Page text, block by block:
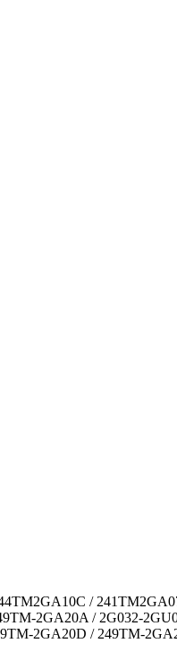
/
2GA20A / 2G032-
2GA20D / 249TM-